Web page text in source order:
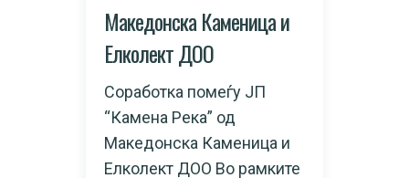
Македонска Каменица и
Елколект ДОО
Соработка помеѓу ЈП
“Камена Река” од
Македонска Каменица и
Елколект ДОО Во рамките